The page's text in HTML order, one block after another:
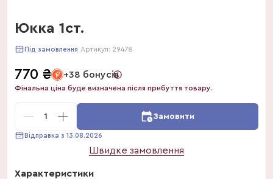
Юкка 1ст.
Під замовлення Артикул: 29478
770 ₴ +38 бонусів
Фінальна ціна буде визначена після прибуття товару.
1 Замовити
Відправка з 13.08.2026
Швидке замовлення
Характеристики